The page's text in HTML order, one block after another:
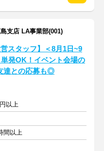
支店 LA事業部(001)
営スタッフ】＜8月1日~9
単発OK！イベント会場の
達との応募も◎
以上
間以上